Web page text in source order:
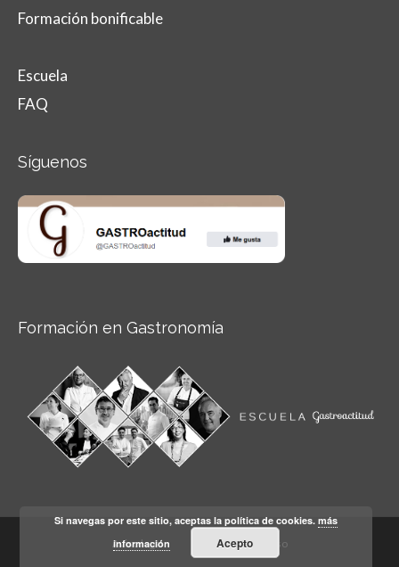
Formación bonificable
Escuela
FAQ
Síguenos
Formación en Gastronomía
Aviso legal Condiciones de Uso
Si navegas por este sitio, aceptas la política de cookies.más
información
Acepto